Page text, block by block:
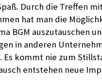
Durch die Treffen
hat man die
BGM auszutauschen
in anderen
Es kommt nie zum
entstehen neue